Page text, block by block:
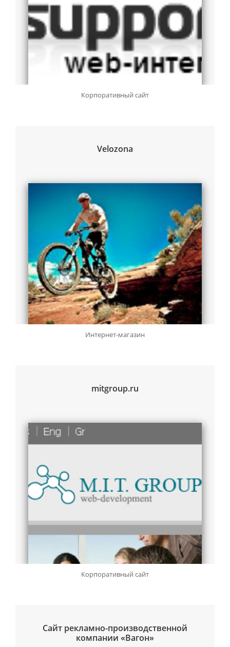
Корпоративный сайт
Velozona
Интернет-магазин
mitgroup.ru
Корпоративный сайт
Сайт рекламно-производственной
компании «Вагон»